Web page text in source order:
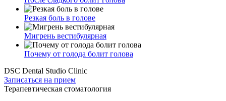
Резкая боль в голове
Мигрень вестибулярная
Почему от голода болит голова
DSC Dental Studio Clinic
Записаться на прием
Терапевтическая стоматология